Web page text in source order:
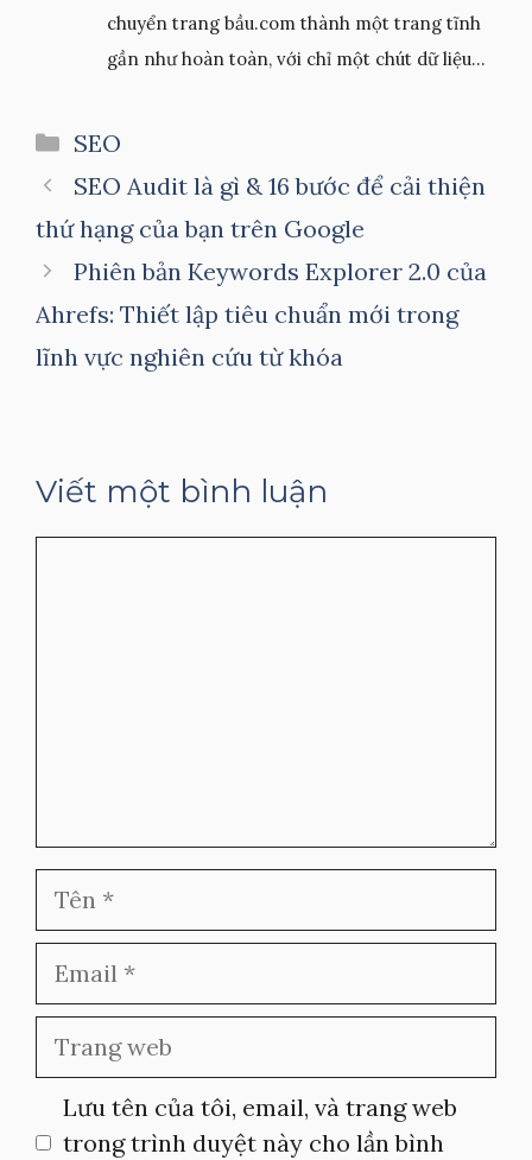
chuyển trang bầu.com thành một trang tĩnh
gần như hoàn toàn, với chỉ một chút dữ liệu...
Danh
mục
SEO
SEO Audit là gì & 16 bước để cải thiện
thứ hạng của bạn trên Google
Phiên bản Keywords Explorer 2.0 của
Ahrefs: Thiết lập tiêu chuẩn mới trong
lĩnh vực nghiên cứu từ khóa
Viết một bình luận
Tên
Email
Trang
Lưu tên của tôi, email, và trang web
trong trình duyệt này cho lần bình